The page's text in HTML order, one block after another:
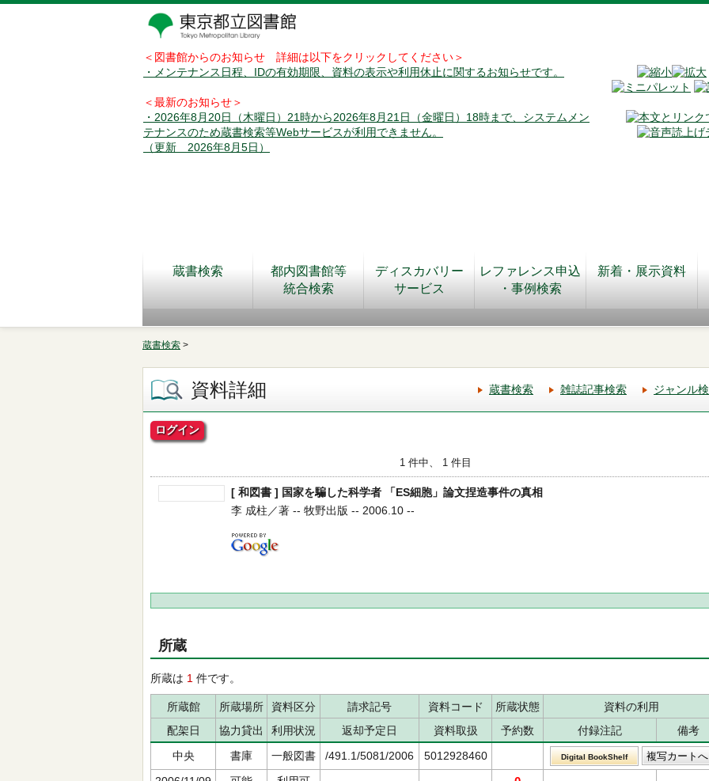
＜図書館からのお知らせ 詳細は以下をクリックしてください＞
・メンテナンス日程、IDの有効期限、資料の表示や利用休止に関するお知らせです。
＜最新のお知らせ＞
・2026年8月20日（木曜日）21時から2026年8月21日（金曜日）18時まで、システムメン
テナンスのため蔵書検索等Webサービスが利用できません。
（更新 2026年8月5日）
蔵書検索
都内図書館等
統合検索
ディスカバリー
サービス
レファレンス申込
・事例検索
新着・展示資料
蔵書検索 >
資料詳細 蔵書検索 雑誌記事検索 ジャンル
ログイン
1 件中、 1 件目
[ 和図書 ] 国家を騙した科学者 「ES細胞」論文捏造事件の真相
李 成柱／著 -- 牧野出版 -- 2006.10 --
所蔵
所蔵は 1 件です。
所蔵館 所蔵場所 資料区分 請求記号 資料コード 所蔵状態
資料の利用
配架日
協力貸出 利用状況 返却予定日 資料取扱 予約数 付録注記
備考
中央
書庫 一般図書 /491.1/5081/2006 5012928460 Digital BookShelf